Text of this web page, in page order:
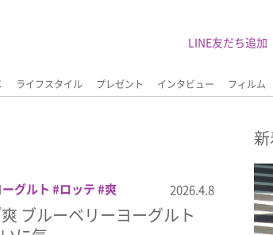
ライフスタイル プレゼント インタビュー フィルム
LINE友だち追加
グルト ロッテ 爽 2026.4.8
ブルーベリーヨーグルト